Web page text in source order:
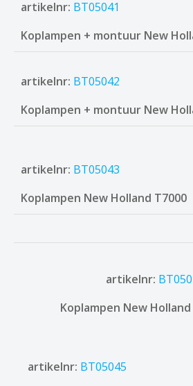
artikelnr: BT05041
Koplampen + montuur New
artikelnr: BT05042
Koplampen + montuur New
artikelnr: BT05043
Koplampen New Holland T7000
artikelnr:
Koplampen New
artikelnr: BT05045